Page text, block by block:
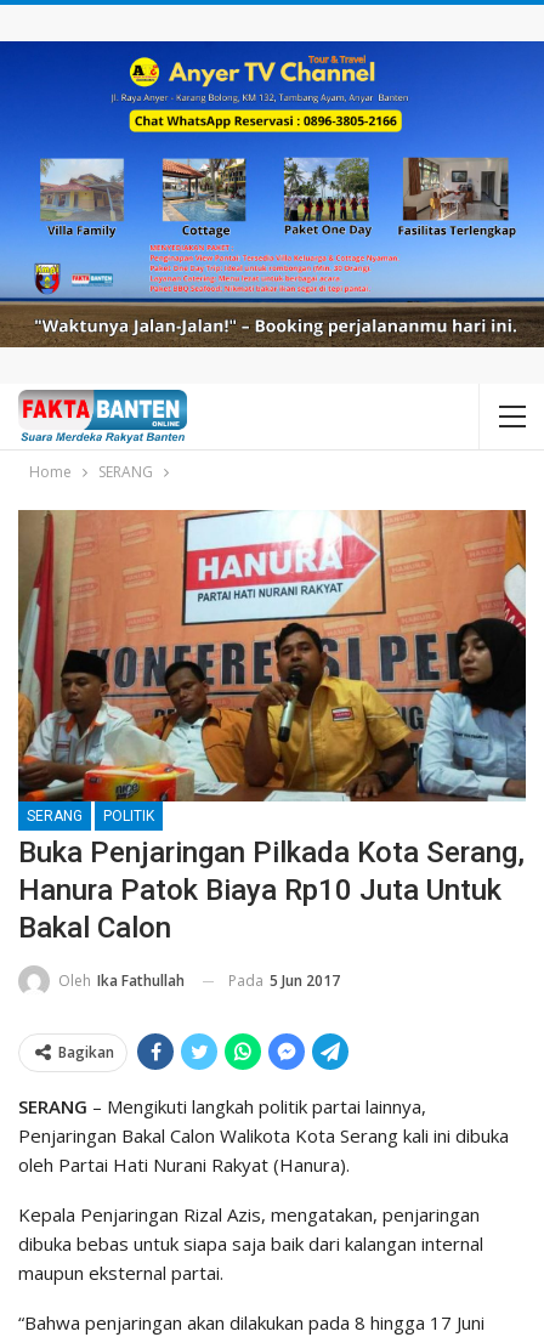
Home SERANG
SERANG POLITIK
Buka Penjaringan Pilkada Kota Serang,
Hanura Patok Biaya Rp10 Juta Untuk
Bakal Calon
Oleh Ika Fathullah Pada 5 Jun 2017
Bagikan
SERANG – Mengikuti langkah politik partai lainnya,
Penjaringan Bakal Calon Walikota Kota Serang kali ini dibuka
oleh Partai Hati Nurani Rakyat (Hanura).
Kepala Penjaringan Rizal Azis, mengatakan, penjaringan
dibuka bebas untuk siapa saja baik dari kalangan internal
maupun eksternal partai.
“Bahwa penjaringan akan dilakukan pada 8 hingga 17 Juni